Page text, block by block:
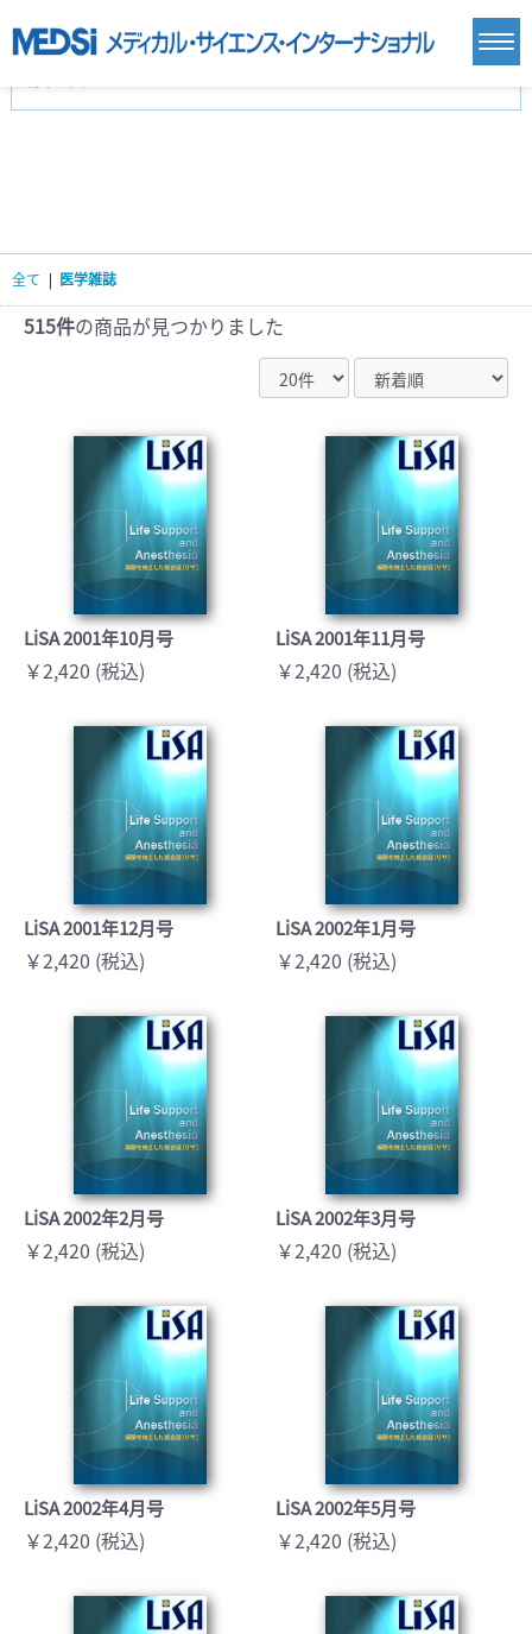
臨床医学:一般(359)
基礎医学(93)
看護学(21)
医療技術(16)
栄養学(0)
薬学(7)
医学一般(91) マルチメディア(0)
全て | 医学雑誌
515件の商品が見つかりました
LiSA 2001年10月号
￥2,420 (税込)
LiSA 2001年11月号
￥2,420 (税込)
LiSA 2001年12月号
￥2,420 (税込)
LiSA 2002年1月号
￥2,420 (税込)
LiSA 2002年2月号
￥2,420 (税込)
LiSA 2002年3月号
￥2,420 (税込)
LiSA 2002年4月号
￥2,420 (税込)
LiSA 2002年5月号
￥2,420 (税込)